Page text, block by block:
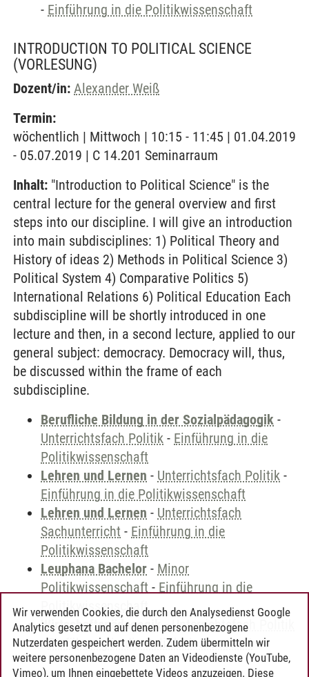
- Einführung in die Politikwissenschaft
INTRODUCTION TO POLITICAL SCIENCE
(VORLESUNG)
Dozent/in: Alexander Weiß
Termin:
wöchentlich | Mittwoch | 10:15 - 11:45 | 01.04.2019
- 05.07.2019 | C 14.201 Seminarraum
Inhalt: "Introduction to Political Science" is the
central lecture for the general overview and first
steps into our discipline. I will give an introduction
into main subdisciplines: 1) Political Theory and
History of ideas 2) Methods in Political Science 3)
Political System 4) Comparative Politics 5)
International Relations 6) Political Education Each
subdiscipline will be shortly introduced in one
lecture and then, in a second lecture, applied to our
general subject: democracy. Democracy will, thus,
be discussed within the frame of each
subdiscipline.
Berufliche Bildung in der Sozialpädagogik -
Unterrichtsfach Politik - Einführung in die
Politikwissenschaft
Lehren und Lernen - Unterrichtsfach Politik -
Einführung in die Politikwissenschaft
Lehren und Lernen - Unterrichtsfach
Sachunterricht - Einführung in die
Politikwissenschaft
Leuphana Bachelor - Minor
Politikwissenschaft - Einführung in die
Politikwissenschaft
Wirtschaftspädagogik -Unterrichtsfach Politik
-Einführung in die Politikwissenschaft
Wir verwenden Cookies, die durch den Analysedienst Google
Analytics gesetzt und auf denen personenbezogene
Nutzerdaten gespeichert werden. Zudem übermitteln wir
weitere personenbezogene Daten an Videodienste (YouTube,
Vimeo), um Ihnen eingebettete Videos anzuzeigen. Diese